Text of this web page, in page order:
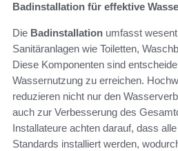
Badinstallation für effektive
Die Badinstallation umfasst
Sanitäranlagen wie Toiletten,
Diese Komponenten sind
Wassernutzung zu erreichen.
reduzieren nicht nur den
auch zur Verbesserung des
Installateure achten darauf, dass
Standards installiert werden,